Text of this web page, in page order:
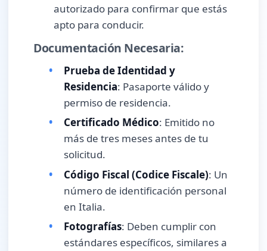
autorizado para confirmar que estás
apto para conducir.
Documentación Necesaria:
Prueba de Identidad y
Residencia: Pasaporte válido y
permiso de residencia.
Certificado Médico: Emitido no
más de tres meses antes de tu
solicitud.
Código Fiscal (Codice Fiscale): Un
número de identificación personal
en Italia.
Fotografías: Deben cumplir con
estándares específicos, similares a